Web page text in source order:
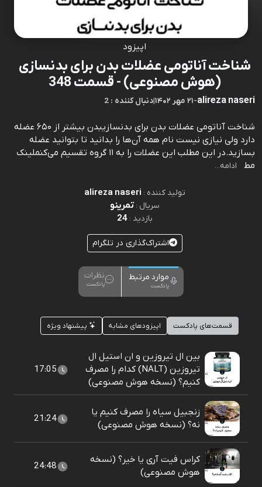
اپیزود
شناخت آناتومی عضلات بدن برای بدنسازی
(هوش مصنوعی) - قسمت 348
alireza naseri
-۲۱ مهر ۱۴۰۲ |2 : دنبال کننده
شناخت آناتومی عضلات بدن برای بدنسازیبدن بیشتر از ۶۵۰ عضله
دارد ولی نیازی نیست نام همه آن‌ها را بدانید تا بتوانید عضله
بسازید.در این مطلب این عضلات را به ۱۱ گروه تقسیم می‌کنم⁠⁠⁠⁠⁠⁠⁠⁠⁠⁠⁠⁠⁠⁠⁠⁠⁠⁠⁠⁠⁠⁠⁠⁠⁠⁠⁠⁠⁠⁠⁠⁠⁠⁠⁠⁠⁠⁠⁠⁠⁠⁠⁠⁠⁠⁠⁠⁠⁠⁠⁠⁠⁠⁠⁠⁠⁠⁠⁠⁠⁠⁠⁠⁠⁠⁠⁠⁠⁠⁠⁠⁠⁠⁠⁠⁠⁠⁠⁠⁠⁠⁠⁠⁠⁠⁠⁠⁠⁠⁠⁠⁠⁠⁠⁠⁠⁠⁠⁠⁠لینک
مط
ادامه...
تولید کننده : alireza naseri
سریال :تمرینو
بازدید :24
اشتراک‌گذاری در تلگرام
موارد مرتبط
پادکست
نظرات
پادکست
قسمت‌های پادکست اپیزودهای مشابه پیشنهاد ویژه
بین ال تیروزین و ان استیل ال
تیروزین (NALT) کدام را مصرف
کنیم؟ (نسخه هوش مصنوعی)
17:05
زنجبیل سیاه را مصرف کنیم یا
نه؟ (نسخه هوش مصنوعی)
21:24
کراس فیت آری یا خیر؟ (نسخه
هوش مصنوعی)
24:48